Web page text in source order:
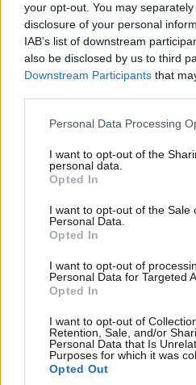
your opt-out. You may
disclosure of your personal
IAB’s list of downstream
also be disclosed by us to third
Downstream Participants that
Please note that this website/
not limited to your visit or usage
grant or deny consent to Google
use your data for below
consent section.
Personal Data Processing
I want to opt-out of the
personal data.
Opted In
I want to opt-out of the Sale
Personal Data.
Opted In
I want to opt-out of
Personal Data for Targeted
Opted In
I want to opt-out of
Retention, Sale, and/or
Personal Data that Is
Purposes for which it was
Opted Out
οχι αλλη μια
Η ΠΑΤΡΙΑΡΧΙΑ
ΠΟΤΕ ΔΕΝ ΦΤΑΙΝΕ
Το πιο σωστό σχόλιο.-
Απαντήστε